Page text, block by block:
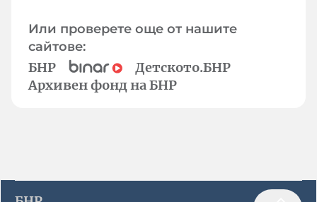
Или проверете още от нашите
сайтове:
БНР
Детското.БНР
Архивен фонд на БНР